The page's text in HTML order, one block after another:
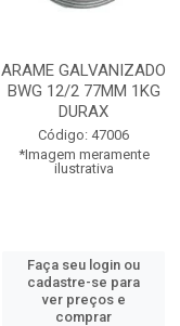
ARAME GALVANIZADO
BWG 12/2 77MM 1KG
DURAX
Código: 47006
*Imagem meramente
ilustrativa
Faça seu login ou
cadastre-se para
ver preços e
comprar